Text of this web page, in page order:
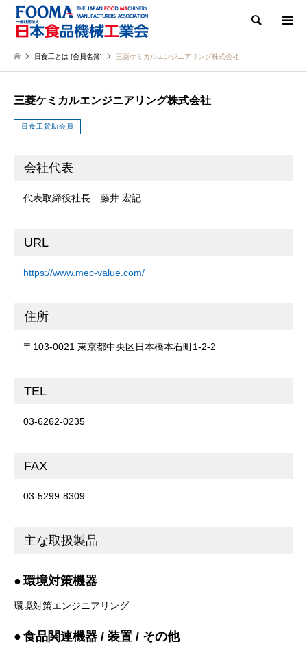
検索
日食工とは [会員名簿] 三菱ケミカルエンジニアリング株式会社
三菱ケミカルエンジニアリング株式会社
日食工賛助会員
会社代表
代表取締役社長 藤井 宏記
URL
https://www.mec-value.com/
住所
〒103-0021 東京都中央区日本橋本石町1-2-2
TEL
03-6262-0235
FAX
03-5299-8309
主な取扱製品
環境対策機器
環境対策エンジニアリング
食品関連機器 / 装置 / その他